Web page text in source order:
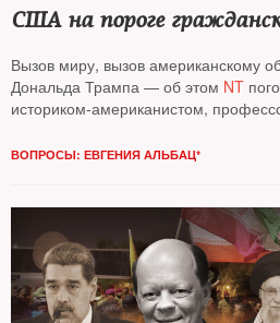
США на пороге
Вызов миру, вызов американскому
Дональда Трампа — об этом NT
историком-американистом,
ВОПРОСЫ: ЕВГЕНИЯ АЛЬБАЦ*